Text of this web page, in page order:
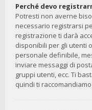
Perché devo
Potresti non averne
necessario registrarsi
registrazione ti darà
disponibili per gli utenti
personale definibile,
inviare messaggi di
gruppi utenti, ecc. Ti
quindi ti